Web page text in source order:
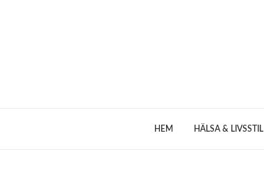
HEM HÄLSA & LIVSSTIL